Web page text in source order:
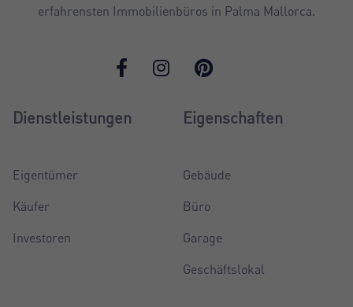
erfahrensten Immobilienbüros in Palma Mallorca.
Dienstleistungen
Eigentümer
Käufer
Investoren
Eigenschaften
Gebäude
Büro
Garage
Geschäftslokal